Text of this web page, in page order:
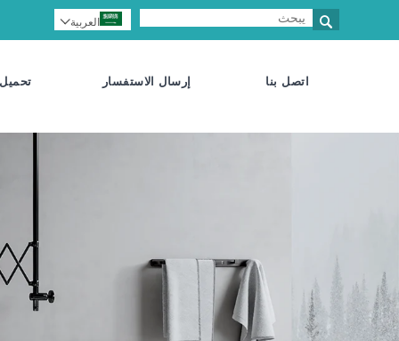
 العربية
تحميل إرسال الاستفسار اتصل بنا